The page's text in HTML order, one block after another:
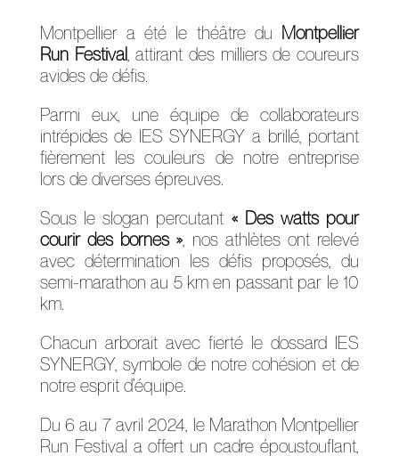
Montpellier a été le théâtre du Montpellier
Run Festival, attirant des milliers de coureurs
avides de défis.
Parmi eux, une équipe de collaborateurs
intrépides de IES SYNERGY a brillé, portant
fièrement les couleurs de notre entreprise
lors de diverses épreuves.
Sous le slogan percutant « Des watts pour
courir des bornes », nos athlètes ont relevé
avec détermination les défis proposés, du
semi-marathon au 5 km en passant par le 10
km.
Chacun arborait avec fierté le dossard IES
SYNERGY, symbole de notre cohésion et de
notre esprit d’équipe.
Du 6 au 7 avril 2024 , le Marathon Montpellier
Run Festival a offert un cadre époustouflant,